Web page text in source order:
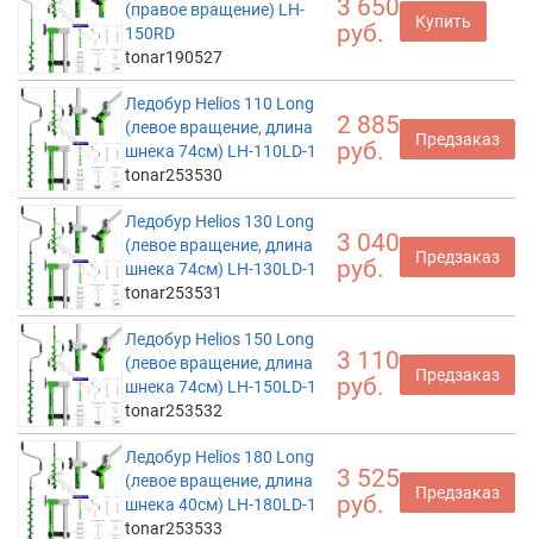
(правое вращение) LH-
150RD
tonar190527
3 650
руб.
Купить
Ледобур Helios 110 Long
(левое вращение, длина
шнека 74см) LH-110LD-1
tonar253530
2 885
руб.
Предзаказ
Ледобур Helios 130 Long
(левое вращение, длина
шнека 74см) LH-130LD-1
tonar253531
3 040
руб.
Предзаказ
Ледобур Helios 150 Long
(левое вращение, длина
шнека 74см) LH-150LD-1
tonar253532
3 110
руб.
Предзаказ
Ледобур Helios 180 Long
(левое вращение, длина
шнека 40см) LH-180LD-1
tonar253533
3 525
руб.
Предзаказ